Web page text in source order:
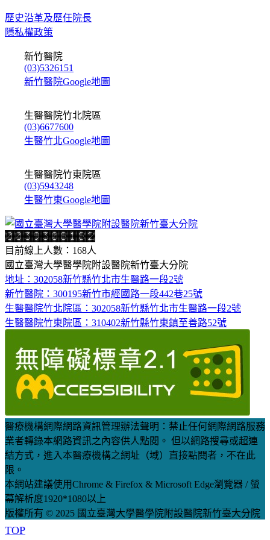
歷史沿革及歷任院長
隱私權政策
新竹醫院
(03)5326151
新竹醫院Google地圖
生醫醫院竹北院區
(03)6677600
生醫竹北Google地圖
生醫醫院竹東院區
(03)5943248
生醫竹東Google地圖
目前線上人數：168人
國立臺灣大學醫學院附設醫院新竹臺大分院
地址：302058新竹縣竹北市生醫路一段2號
新竹醫院：300195新竹市經國路一段442巷25號
生醫醫院竹北院區：302058新竹縣竹北市生醫路一段2號
生醫醫院竹東院區：310402新竹縣竹東鎮至善路52號
醫療機構網際網路資訊管理辦法聲明：禁止任何網際網路服務
業者轉錄本網路資訊之內容供人點閱。 但以網路搜尋或超連
結方式，進入本醫療機構之網址（域）直接點閱者，不在此
限。
本網站建議使用Chrome & Firefox & Microsoft Edge瀏覽器 / 螢
幕解析度1920*1080以上
版權所有 © 2025 國立臺灣大學醫學院附設醫院新竹臺大分院
TOP